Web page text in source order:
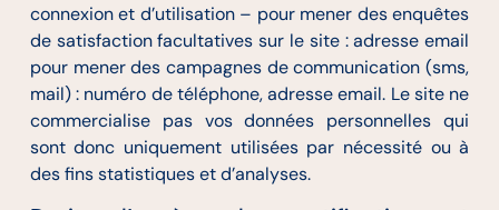
connexion et d’utilisation – pour mener des enquêtes
de satisfaction facultatives sur le site : adresse email
pour mener des campagnes de communication (sms,
mail) : numéro de téléphone, adresse email. Le site ne
commercialise pas vos données personnelles qui
sont donc uniquement utilisées par nécessité ou à
des fins statistiques et d’analyses.